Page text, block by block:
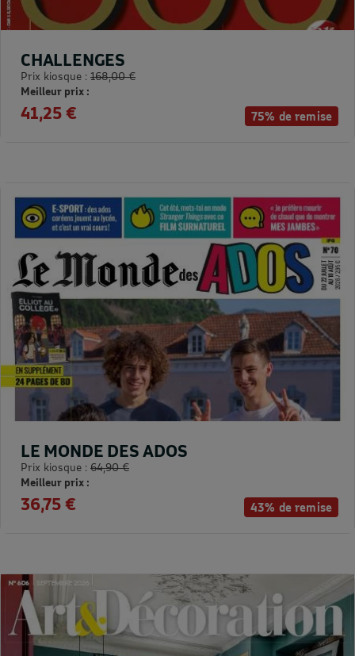
75% de remise
CHALLENGES
Prix kiosque : 168,00 €
Meilleur prix :
41,25 €
43% de remise
LE MONDE DES ADOS
Prix kiosque : 64,90 €
Meilleur prix :
36,75 €